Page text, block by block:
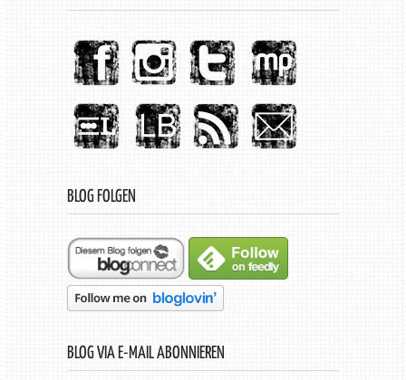
BLOG FOLGEN
BLOG VIA E-MAIL ABONNIEREN